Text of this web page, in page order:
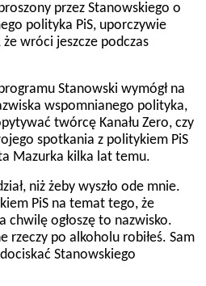
przez Stanowskiego o
polityka PiS, uporczywie
wróci jeszcze podczas
Stanowski wymógł na
wspomnianego polityka,
twórcę Kanału Zero, czy
spotkania z politykiem PiS
Mazurka kilka lat temu.
niż żeby wyszło ode mnie.
PiS na temat tego, że
chwilę ogłoszę to nazwisko.
rzeczy po alkoholu robiłeś. Sam
Stanowskiego